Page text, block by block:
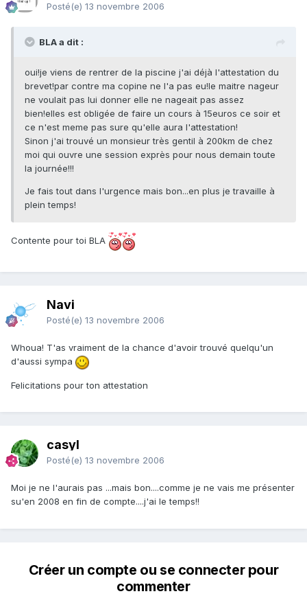
Posté(e) 13 novembre 2006
BLA a dit :
oui!je viens de rentrer de la piscine j'ai déjà l'attestation du
brevet!par contre ma copine ne l'a pas eu!le maitre nageur
ne voulait pas lui donner elle ne nageait pas assez
bien!elles est obligée de faire un cours à 15euros ce soir et
ce n'est meme pas sure qu'elle aura l'attestation!
Sinon j'ai trouvé un monsieur très gentil à 200km de chez
moi qui ouvre une session exprès pour nous demain toute
la journée!!!
Je fais tout dans l'urgence mais bon...en plus je travaille à
plein temps!
Contente pour toi BLA
Navi
Posté(e) 13 novembre 2006
Whoua! T'as vraiment de la chance d'avoir trouvé quelqu'un
d'aussi sympa
Felicitations pour ton attestation
casyl
Posté(e) 13 novembre 2006
Moi je ne l'aurais pas ...mais bon....comme je ne vais me présenter
su'en 2008 en fin de compte....j'ai le temps!!
Créer un compte ou se connecter pour
commenter